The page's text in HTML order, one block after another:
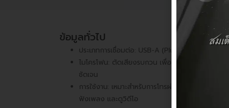
ข้อมูลทั่วไป
ประเภทการเชื่อมต่อ: USB-A (Plug-and-Play)
ไมโครโฟน: ตัดเสียงรบกวน เพื่อการสนทนาที่
ชัดเจน
การใช้งาน: เหมาะสำหรับการโทรผ่านอินเทอร์เน็ต
ฟังเพลง และดูวิดีโอ